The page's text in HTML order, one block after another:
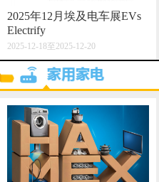
2025年12月埃及电车展EVs
Electrify
2025-12-18至2025-12-20